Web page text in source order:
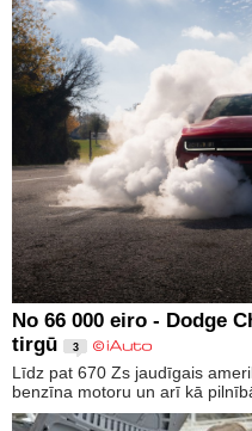
No 66 000 eiro - Dodge
tirgū
3
Līdz pat 670 Zs jaudīgais
benzīna motoru un arī kā